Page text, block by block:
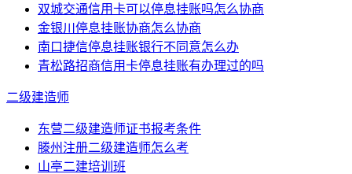
双城交通信用卡可以停息挂账吗怎么协商
金银川停息挂账协商怎么协商
南口捷信停息挂账银行不同意怎么办
青松路招商信用卡停息挂账有办理过的吗
二级建造师
东营二级建造师证书报考条件
滕州注册二级建造师怎么考
山亭二建培训班